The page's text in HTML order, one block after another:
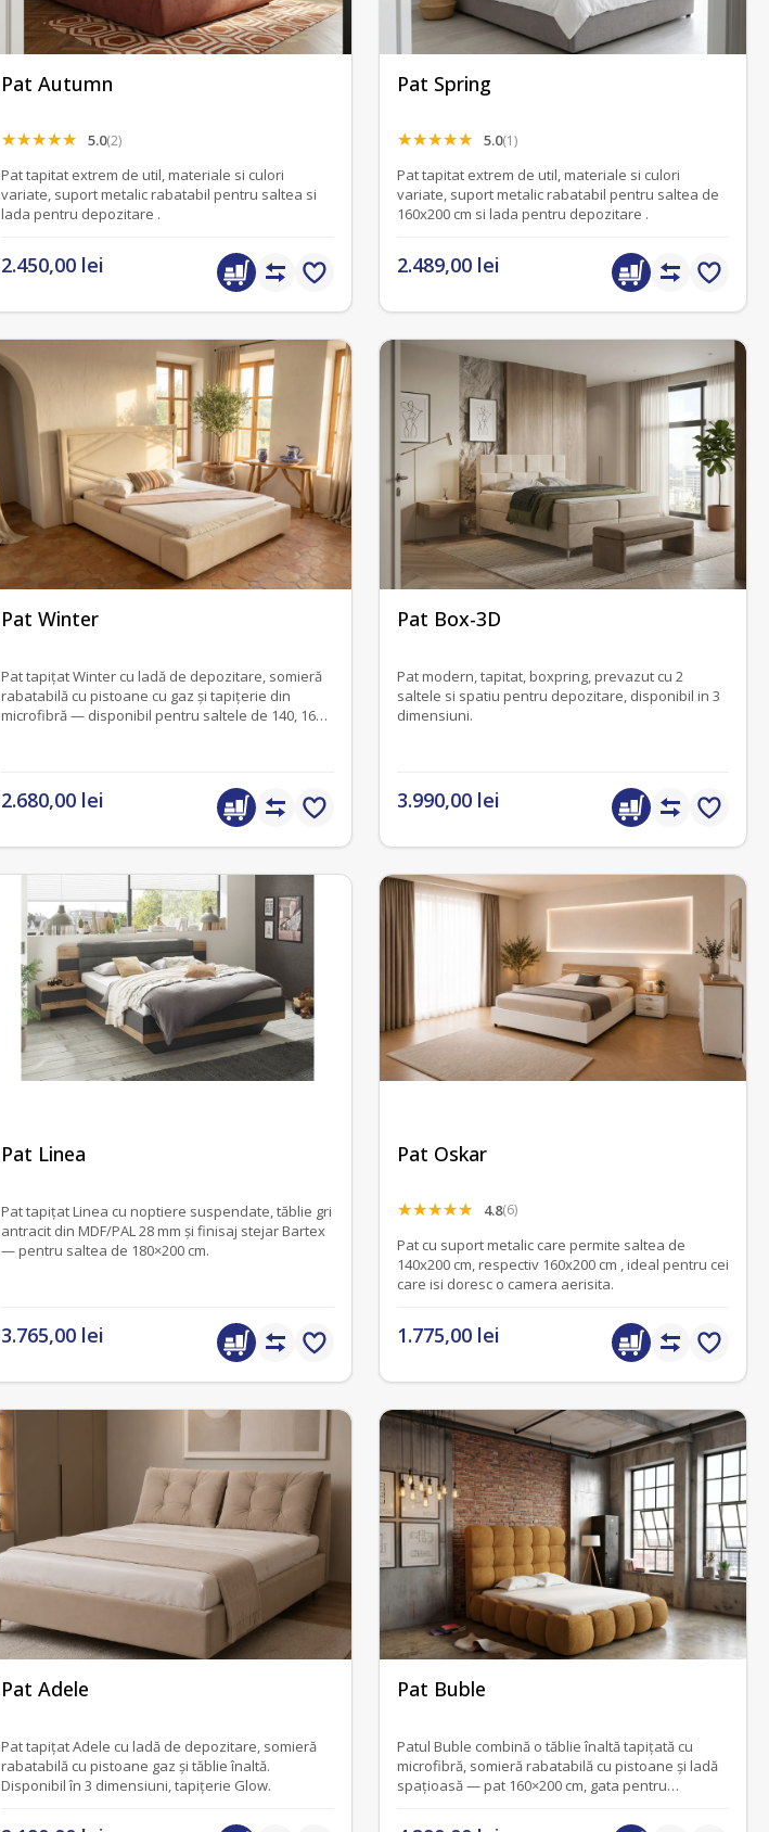
Pat Autumn
5.0(2)
Pat tapitat extrem de util, materiale si culori
variate, suport metalic rabatabil pentru saltea si
lada pentru depozitare .
2.450,00 lei
Pat Spring
5.0(1)
Pat tapitat extrem de util, materiale si culori
variate, suport metalic rabatabil pentru saltea de
160x200 cm si lada pentru depozitare .
2.489,00 lei
Pat Winter
Pat tapițat Winter cu ladă de depozitare, somieră
rabatabilă cu pistoane cu gaz și tapițerie din
microfibră — disponibil pentru saltele de 140, 160
2.680,00 lei
Pat Box-3D
Pat modern, tapitat, boxpring, prevazut cu 2
saltele si spatiu pentru depozitare, disponibil in 3
dimensiuni.
3.990,00 lei
Pat Linea
Pat tapițat Linea cu noptiere suspendate, tăblie gri
antracit din MDF/PAL 28 mm și finisaj stejar Bartex
— pentru saltea de 180×200 cm.
3.765,00 lei
Pat Oskar
4.8(6)
Pat cu suport metalic care permite saltea de
140x200 cm, respectiv 160x200 cm , ideal pentru cei
care isi doresc o camera aerisita.
1.775,00 lei
Pat Adele
Pat tapițat Adele cu ladă de depozitare, somieră
rabatabilă cu pistoane gaz și tăblie înaltă.
Disponibil în 3 dimensiuni, tapițerie Glow.
Pat Buble
Patul Buble combină o tăblie înaltă tapițată cu
microfibră, somieră rabatabilă cu pistoane și ladă
spațioasă — pat 160×200 cm, gata pentru